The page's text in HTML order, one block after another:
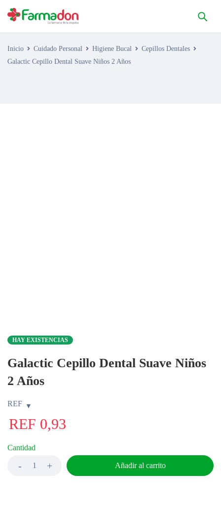
Inicio Cuidado Personal Higiene Bucal
Cepillos Dentales
Galactic Cepillo Dental Suave Niños 2 Años
HAY EXISTENCIAS
Galactic Cepillo Dental Suave Niños
2 Años
REF
REF 0,93
Cantidad
Añadir al carrito